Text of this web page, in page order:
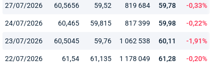
27/07/2026 60,5656 59,52 819 684 59,78 -0,33%
24/07/2026 60,465 59,815 817 399 59,98 -0,22%
23/07/2026 60,5045 59,76 1 062 538 60,11 -1,91%
22/07/2026 61,54 61,135 1 178 049 61,28 -0,20%